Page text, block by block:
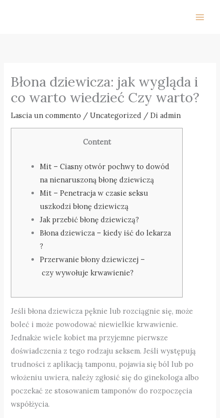
Błona dziewicza: jak wygląda i
co warto wiedzieć Czy warto?
Lascia un commento /Uncategorized / Diadmin
Content
Mit – Ciasny otwór pochwy to dowód
na nienaruszoną błonę dziewiczą
Mit – Penetracja w czasie seksu
uszkodzi błonę dziewiczą
Jak przebić błonę dziewiczą?
Błona dziewicza – kiedy iść do lekarza
?
Przerwanie błony dziewiczej –
czy wywołuje krwawienie?
Jeśli błona dziewicza pęknie lub rozciągnie się, może
boleć i może powodować niewielkie krwawienie.
Jednakże wiele kobiet ma przyjemne pierwsze
doświadczenia z tego rodzaju seksem. Jeśli występują
trudności z aplikacją tamponu, pojawia się ból lub po
włożeniu uwiera, należy zgłosić się do ginekologa albo
poczekać ze stosowaniem tamponów do rozpoczęcia
współżycia.